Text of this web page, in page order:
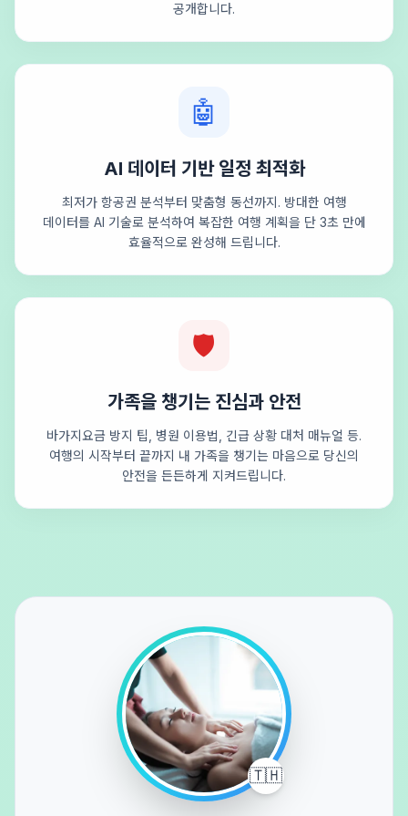
공개합니다.
🤖
AI 데이터 기반 일정 최적화
최저가 항공권 분석부터 맞춤형 동선까지. 방대한 여행
데이터를 AI 기술로 분석하여 복잡한 여행 계획을 단 3초 만에
효율적으로 완성해 드립니다.
🛡️
가족을 챙기는 진심과 안전
바가지요금 방지 팁, 병원 이용법, 긴급 상황 대처 매뉴얼 등.
여행의 시작부터 끝까지 내 가족을 챙기는 마음으로 당신의
안전을 든든하게 지켜드립니다.
🇹🇭